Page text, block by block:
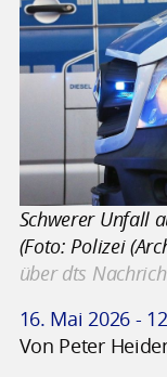
Schwerer Unfall
(Foto: Polizei
über dts
16. Mai 2026 -
Von Peter